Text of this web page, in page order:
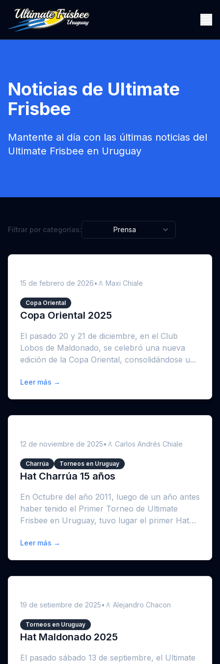
Noticias de Ultimate
Frisbee
Mantente al día con las últimas noticias del
Ultimate Frisbee en Uruguay
Filtrar por categorías: Prensa
15 de febrero de 2026• Maxi Chiale
Copa Oriental
Copa Oriental 2025
El pasado 20 y 21 de diciembre, en el Club
Lobos de Maldonado, se celebró una nueva
edición de la Copa Oriental, consolidándose u...
Leer más →
12 de noviembre de 2025• Carlos Andrés Chiale
Charrúa Torneos en Uruguay
Hat Charrúa 15 años
En Octubre del año 2011, luego de un año antes
haber tenido el Primer Torneo de Ultimate
Frisbee en Uruguay, tuvo lugar el primer Hat
Leer más →
19 de setiembre de 2025• Alejandro Chacon
Torneos en Uruguay
Hat Maldonado 2025
El pasado sábado 13 de septiembre, el Ultimate